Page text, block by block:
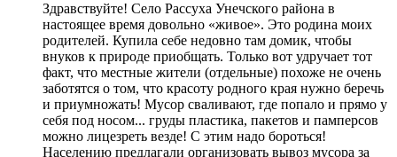
Здравствуйте! Село Рассуха Унечского района в
настоящее время довольно «живое». Это родина моих
родителей. Купила себе недовно там домик, чтобы
внуков к природе приобщать. Только вот удручает тот
факт, что местные жители (отдельные) похоже не очень
заботятся о том, что красоту родного края нужно беречь
и приумножать! Мусор сваливают, где попало и прямо у
себя под носом... груды пластика, пакетов и памперсов
можно лицезреть везде! С этим надо бороться!
Населению предлагали организовать вывоз мусора за